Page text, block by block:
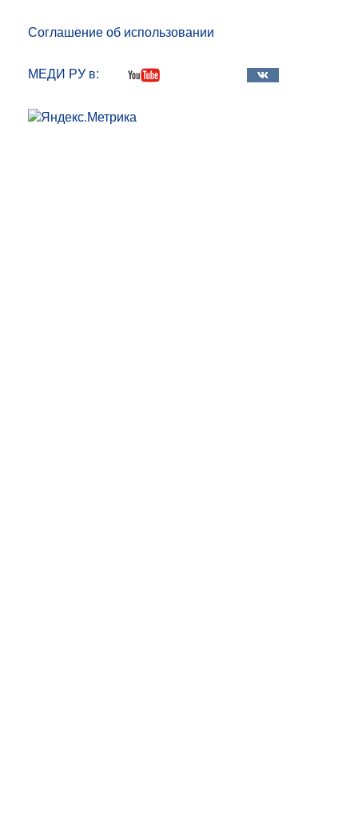
Соглашение об использовании
МЕДИ РУ в: